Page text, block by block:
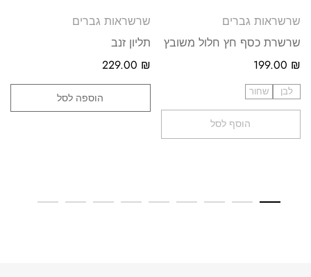
שרשראות גברים
שרשרת כסף חץ חלול משובץ
199.00 ₪
לבן שחור
הוסף לסל
שרשראות גברים
תליון זנב
229.00 ₪
הוספה לסל